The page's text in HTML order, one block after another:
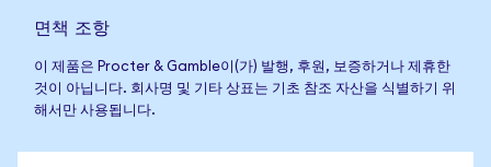
면책 조항
이 제품은 Procter & Gamble이(가) 발행, 후원, 보증하거나 제휴한
것이 아닙니다. 회사명 및 기타 상표는 기초 참조 자산을 식별하기 위
해서만 사용됩니다.